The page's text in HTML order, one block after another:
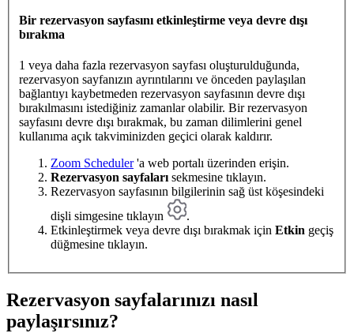
Bir rezervasyon sayfasını etkinleştirme veya devre dışı
bırakma
1 veya daha fazla rezervasyon sayfası oluşturulduğunda,
rezervasyon sayfanızın ayrıntılarını ve önceden paylaşılan
bağlantıyı kaybetmeden rezervasyon sayfasının devre dışı
bırakılmasını istediğiniz zamanlar olabilir. Bir rezervasyon
sayfasını devre dışı bırakmak, bu zaman dilimlerini genel
kullanıma açık takviminizden geçici olarak kaldırır.
Zoom Scheduler'a web portalı üzerinden erişin.
Rezervasyon sayfalarısekmesine tıklayın.
Rezervasyon sayfasının bilgilerinin sağ üst köşesindeki
dişli simgesine tıklayın
.
Etkinleştirmek veya devre dışı bırakmak için Etkin geçiş
düğmesine tıklayın.
Rezervasyon sayfalarınızı nasıl
paylaşırsınız?